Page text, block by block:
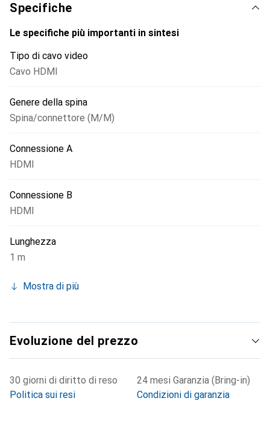
Specifiche
Le specifiche più importanti in sintesi
Tipo di cavo video
Cavo HDMI
Genere della spina
Spina/connettore (M/M)
Connessione A
HDMI
Connessione B
HDMI
Lunghezza
1 m
Mostra di più
Evoluzione del prezzo
30 giorni di diritto di reso
Politica sui resi
24 mesi Garanzia (Bring-in)
Condizioni di garanzia